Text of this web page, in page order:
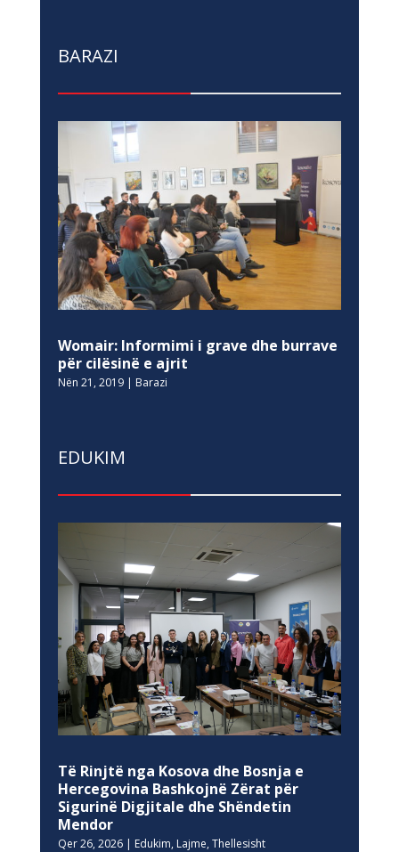
BARAZI
Womair: Informimi i grave dhe burrave
për cilësinë e ajrit
Nën 21, 2019| Barazi
EDUKIM
Të Rinjtë nga Kosova dhe Bosnja e
Hercegovina Bashkojnë Zërat për
Sigurinë Digjitale dhe Shëndetin
Mendor
Qer 26, 2026| Edukim, Lajme, Thellesisht